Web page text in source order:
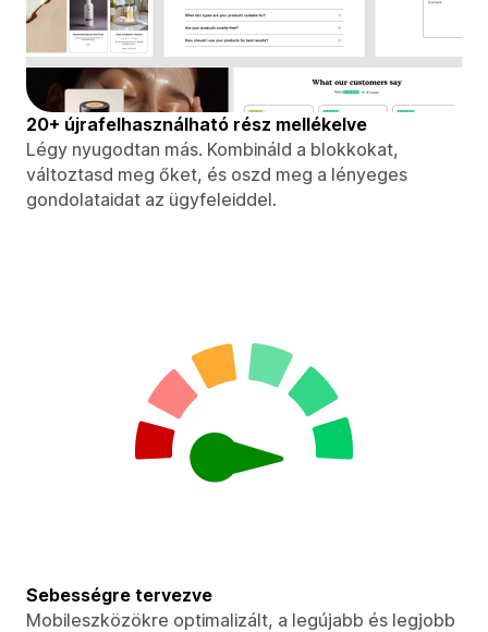
20+ újrafelhasználható rész mellékelve
Légy nyugodtan más. Kombináld a blokkokat,
változtasd meg őket, és oszd meg a lényeges
gondolataidat az ügyfeleiddel.
Sebességre tervezve
Mobileszközökre optimalizált, a legújabb és legjobb